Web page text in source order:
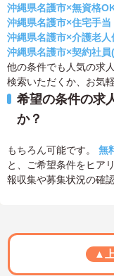
沖縄県名護市×無資格
沖縄県名護市×住宅手当
沖縄県名護市×介護老人
沖縄県名護市×契約社員
他の条件でも人気の求
検索いただくか、お気
希望の条件の求
か？
もちろん可能です。 無
と、ご希望条件をヒア
報収集や募集状況の確
▲